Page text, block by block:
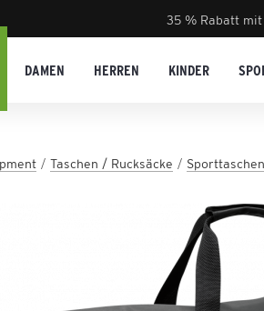
35 % Rabatt mit
DAMEN HERREN KINDER
Taschen / Rucksäcke Sporttaschen